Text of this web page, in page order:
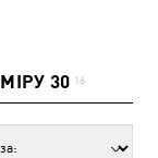
30 16